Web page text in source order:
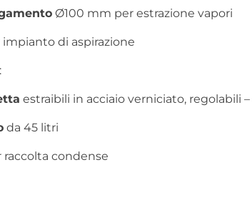
Ø100 mm per estrazione vapori
di aspirazione
:
estraibili in acciaio verniciato, regolabili
da 45 litri
raccolta condense